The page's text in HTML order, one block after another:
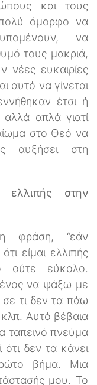
και τους
πολύ όμορφο να
να
τους μακριά,
νέες ευκαιρίες
αυτό να γίνεται
έτσι ή
απλά γιατί
στο Θεό να
αυξήσει στη
ελλιπής στην
φράση, ‘’εάν
είμαι ελλιπής
ούτε εύκολο.
να ψάξω με
σε τι δεν τα πάω
Αυτό βέβαια
ταπεινό πνεύμα
ότι δεν τα κάνει
βήμα. Μια
μου. Το